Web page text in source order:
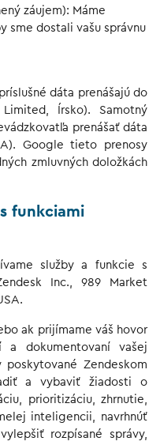
záujem): Máme
sme dostali vašu správnu
dáta prenášajú do
Írsko). Samotný
prenášať dáta
Google tieto prenosy
zmluvných doložkách
funkciami
služby a funkcie s
Inc., 989 Market
ak prijímame váš hovor
a dokumentovaní vašej
poskytované Zendeskom
a vybaviť žiadosti o
prioritizáciu, zhrnutie,
inteligencii, navrhnúť
rozpísané správy,